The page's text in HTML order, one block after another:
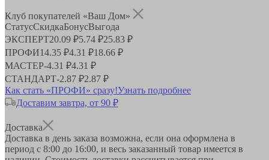
Клуб покупателей «Ваш Дом»
СтатусСкидкаБонусВыгода
ЭКСПЕРТ20.09 ₽5.74 ₽25.83 ₽
ПРОФИ14.35 ₽4.31 ₽18.66 ₽
МАСТЕР-4.31 ₽4.31 ₽
СТАНДАРТ-2.87 ₽2.87 ₽
Как стать «ПРОФИ» сразу!Узнать подробнее
Доставим завтра, от 90 ₽
Доставка
Доставка в день заказа возможна, если она оформлена в
период с 8:00 до 16:00, и весь заказанный товар имеется в